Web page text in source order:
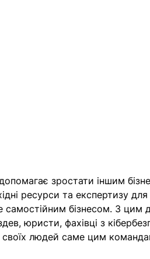
зростати іншим
ресурси та експертизу для
бізнесом. З цим
юристи, фахівці з
своїх людей саме цим